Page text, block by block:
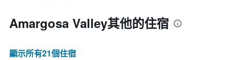
此
具
Amargosa Valley​其他的住宿
顯示所有21​個住宿